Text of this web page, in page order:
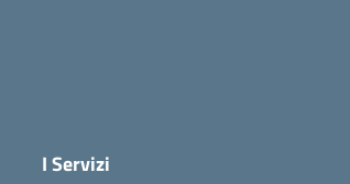
I Servizi